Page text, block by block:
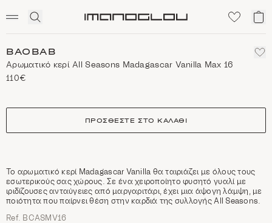
Click
search
Το
BAOBAB
Αρωματικό κερί All Seasons Madagascar Vanilla Max 16
110€
size
ΠΡΟΣΘΈΣΤΕ ΣΤΟ ΚΑΛΆΘΙ
Το αρωματικό κερί Madagascar Vanilla θα ταιριάζει με όλους τους
εσωτερικούς σας χώρους. Σε ένα χειροποίητο φυσητό γυαλί με
ιριδίζουσες ανταύγειες από μαργαριτάρι, έχει μια άψογη λάμψη, με
ποιότητα που παίρνει θέση στην καρδιά της συλλογής All Seasons.
Ref. BCASMV16